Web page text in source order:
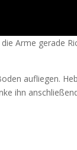
Arme gerade
aufliegen.
ihn